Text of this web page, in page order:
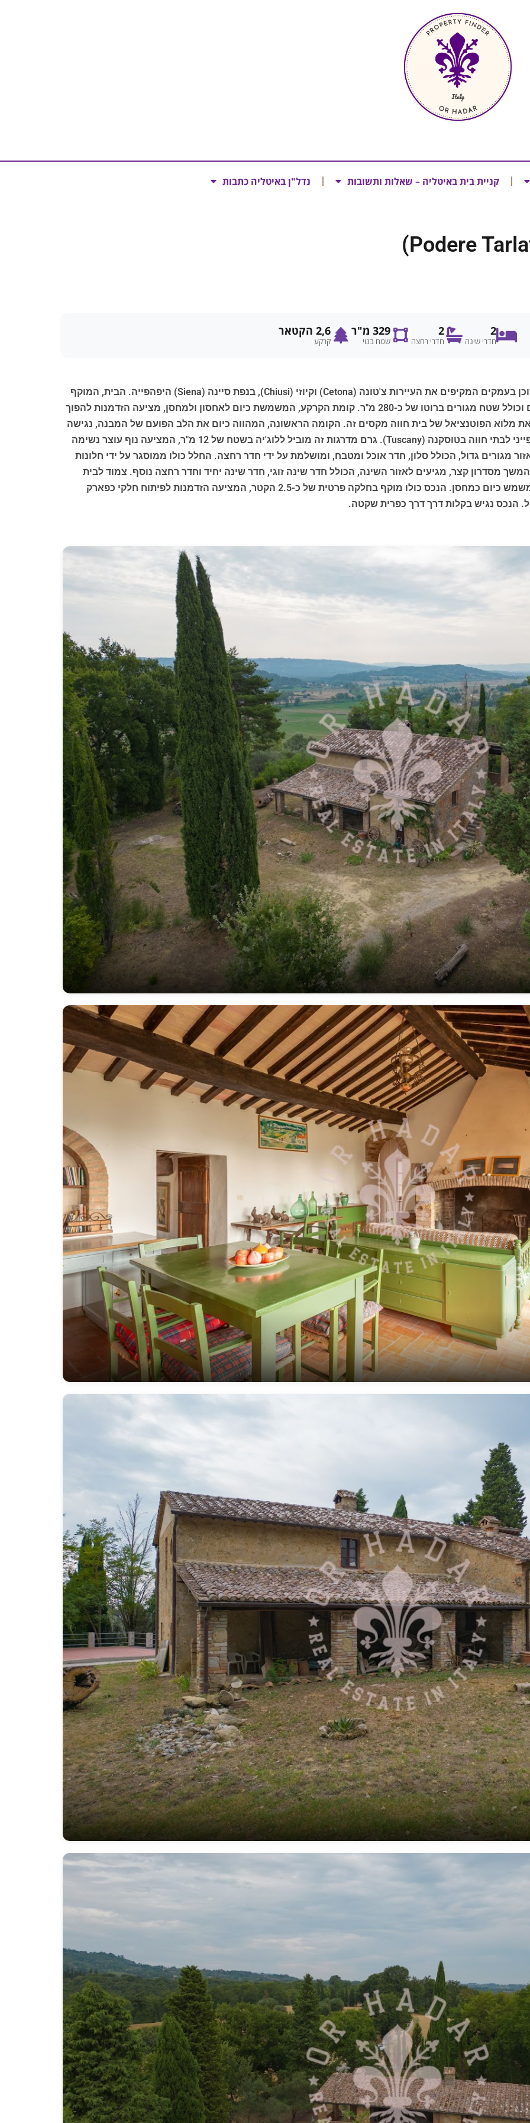
קניית בית באיטליה – שאלות ותשובות נדל"ן באיטליה כתבות
2
חדרי שינה
2
חדרי רחצה
329 מ"ר
שטח בנוי
2,6 הקטאר
קרקע
בית החווה פודרה טארלטלו (Podere Tarlatello) שוכן בעמקים המקיפים את העיירות צ'טונה (Cetona) וקיוזי (Chiusi), בנפת סיינה (Siena) היפהפייה. הבית, המוקף
כולו בצמחייה עשירה, משתרע על פני שני מפלסים וכולל שטח מגורים ברוטו של כ-280 מ"ר. קומת הקרקע, המשמשת כיום לאחסון ולמחסן, מציעה הזדמנות להפוך
מלוא הפוטנציאל של בית חווה מקסים זה. הקומה הראשונה, המהווה כיום את הלב הפועם של המבנה, נגישה
באמצעות גרם מדרגות חיצוני מקורי ואופייני, האופייני לבתי חווה בטוסקנה (Tuscany). גרם מדרגות זה מוביל ללוג'יה בשטח של 12 מ"ר, המציעה נוף עוצר נשימה
גדול, הכולל סלון, חדר אוכל ומטבח, ומושלמת על ידי חדר רחצה. החלל כולו ממוסגר על ידי חלונות
מסדרון קצר, מגיעים לאזור השינה, הכולל חדר שינה זוגי, חדר שינה יחיד וחדר רחצה נוסף. צמוד לבית
הראשי נמצא מבנה נספח בשטח של כ-90 מ"ר, המשמש כיום כמחסן. הנכס כולו מוקף בחלקה פרטית של כ-2.5 הקטר, המציעה הזדמנות לפיתוח חלקי כפארק
הנכס נגיש בקלות דרך דרך כפרית שקטה.